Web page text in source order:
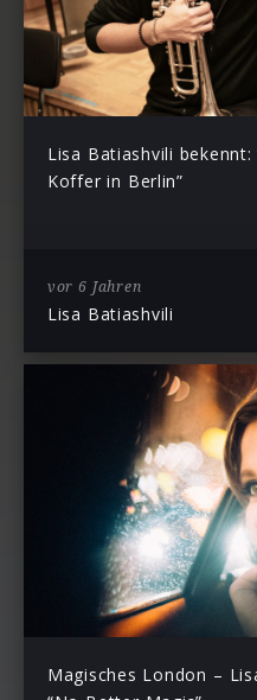
Lisa Batiashvili
Koffer in Berlin”
vor 6 Jahren
Lisa Batiashvili
Magisches London –